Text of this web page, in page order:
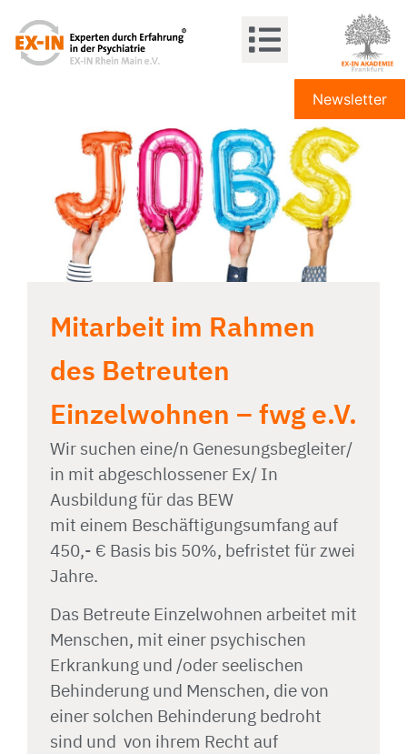
Newsletter
Mitarbeit im Rahmen
des Betreuten
Einzelwohnen – fwg e.V.
Wir suchen eine/n Genesungsbegleiter/
in mit abgeschlossener Ex/ In
Ausbildung für das BEW
mit einem Beschäftigungsumfang auf
450,- € Basis bis 50%, befristet für zwei
Jahre.
Das Betreute Einzelwohnen arbeitet mit
Menschen, mit einer psychischen
Erkrankung und /oder seelischen
Behinderung und Menschen, die von
einer solchen Behinderung bedroht
sind und von ihrem Recht auf